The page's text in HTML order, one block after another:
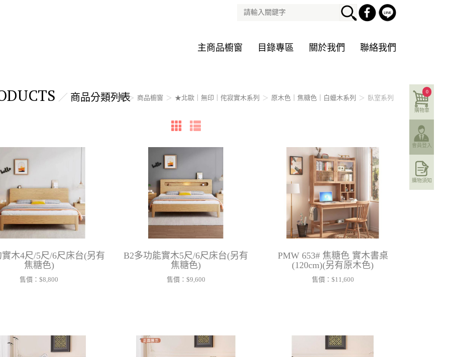
主商品櫥窗 目錄專區 關於我們 聯絡我們
商品櫥窗 ★北歐｜無印｜侘寂實木系列 原木色｜焦糖色｜白蠟木系列 臥室系列
商品分類列表
木4尺/5尺/6尺床台(另有
焦糖色)
售價：$8,800
B2多功能實木5尺/6尺床台(另有
焦糖色)
售價： $9,600
PMW 653# 焦糖色 實木書桌
(120cm)(另有原木色)
售價： $11,600
購物車
0
會員登入
購物須知